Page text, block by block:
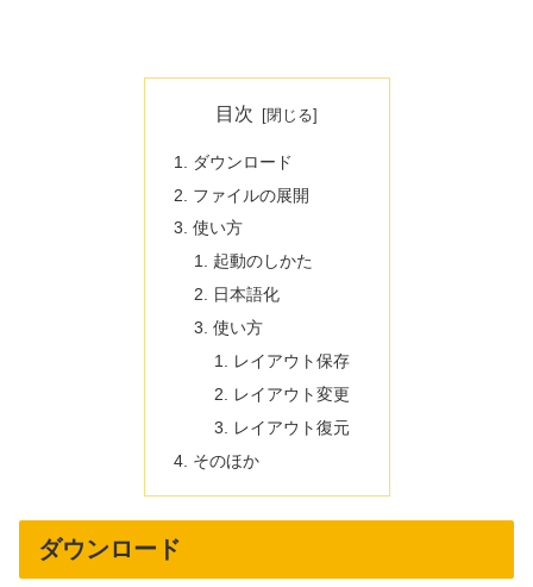
目次
ダウンロード
ファイルの展開
使い方
起動のしかた
日本語化
使い方
レイアウト保存
レイアウト変更
レイアウト復元
そのほか
ダウンロード